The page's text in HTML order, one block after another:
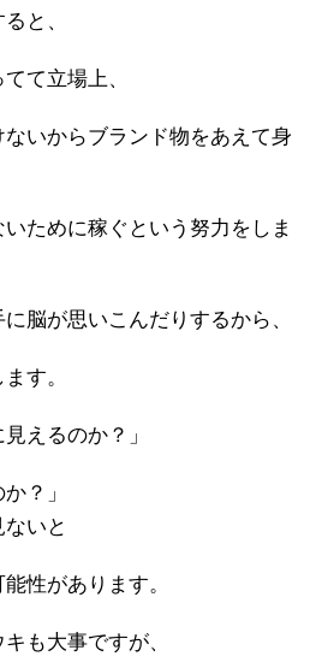
と、
て立場上、
いからブランド物をあえて身
ために稼ぐという努力をしま
脳が思いこんだりするから、
す。
えるのか？」
？」
いと
性があります。
も大事ですが、